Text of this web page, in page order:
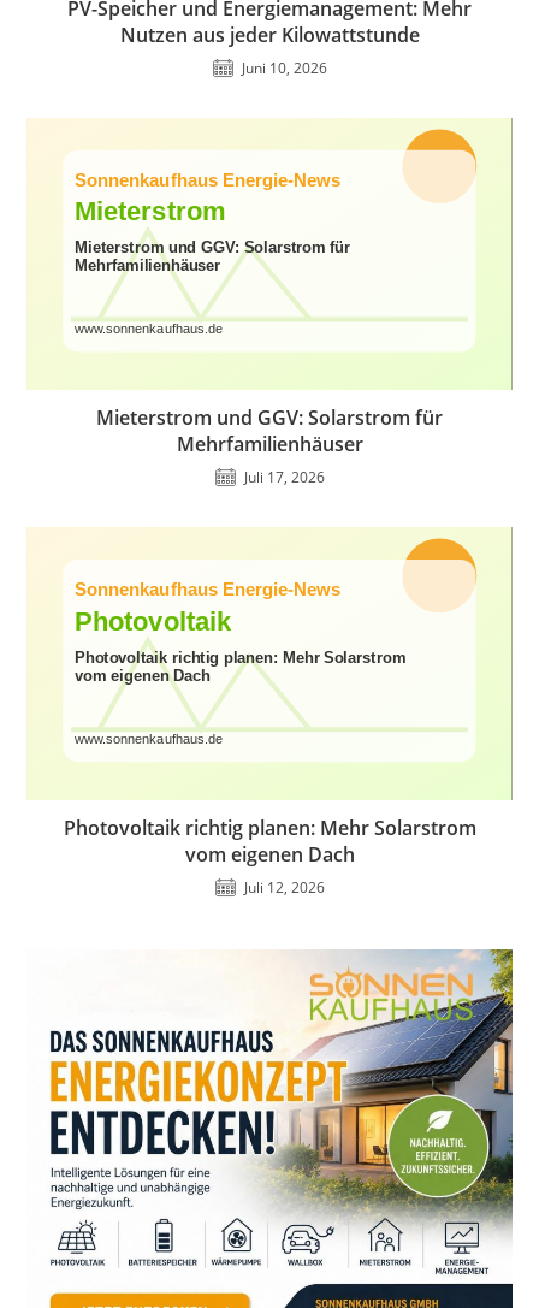
PV-Speicher und Energiemanagement: Mehr
Nutzen aus jeder Kilowattstunde
Juni 10, 2026
Mieterstrom und GGV: Solarstrom für
Mehrfamilienhäuser
Juli 17, 2026
Photovoltaik richtig planen: Mehr Solarstrom
vom eigenen Dach
Juli 12, 2026